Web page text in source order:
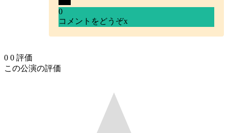
0
コメントをどうぞx
0 0 評価
この公演の評価